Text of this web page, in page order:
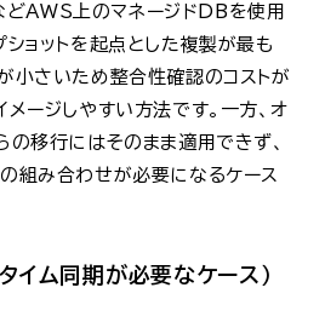
AWS上のマネージドDBを使用
ショットを起点とした複製が最も
小さいため整合性確認のコストが
メージしやすい方法です。一方、オ
の移行にはそのまま適用できず、
組み合わせが必要になるケース
イム同期が必要なケース）